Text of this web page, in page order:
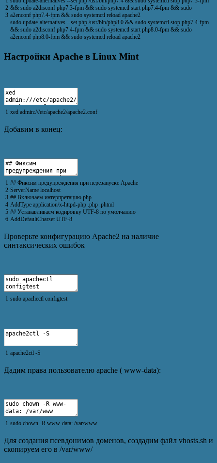
2
3
&& sudo a2disconf php7.3-fpm && sudo systemctl start php7.4-fpm && sudo
a2enconf php7.4-fpm && sudo systemctl reload apache2
sudo update-alternatives --set php /usr/bin/php8.0 && sudo systemctl stop php7.4-fpm
&& sudo a2disconf php7.4-fpm && sudo systemctl start php8.0-fpm && sudo
a2enconf php8.0-fpm && sudo systemctl reload apache2
Настройки Apache в Linux Mint
1 xed admin:///etc/apache2/apache2.conf
Добавим в конец:
1
2
3
4
5
6
## Фиксим предупреждения при перезапуске Apache
ServerName localhost
## Включаем интерпретацию php
AddType application/x-httpd-php .php .phtml
## Устанавливаем кодировку UTF-8 по умолчанию
AddDefaultCharset UTF-8
Проверьте конфигурацию Apache2 на наличие
синтаксических ошибок
1 sudo apachectl configtest
1 apache2ctl -S
Дадим права пользователю apache ( www-data):
1 sudo chown -R www-data: /var/www
Для создания псевдонимов доменов, создадим файл vhosts.sh и
скопируем его в /var/www/